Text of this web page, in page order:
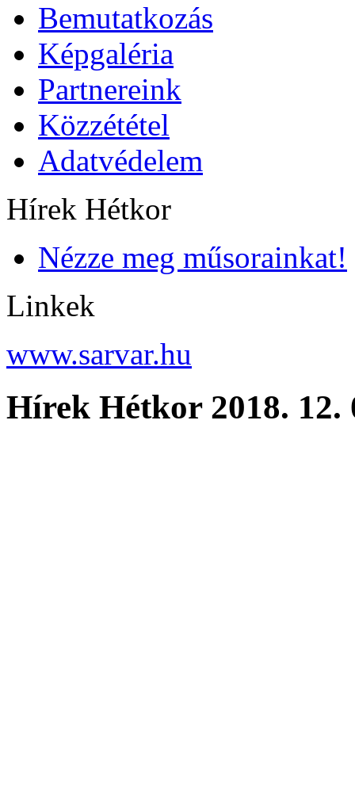
Bemutatkozás
Képgaléria
Partnereink
Közzététel
Adatvédelem
Hírek Hétkor
Nézze meg műsorainkat!
Linkek
www.sarvar.hu
Hírek Hétkor 2018. 12.